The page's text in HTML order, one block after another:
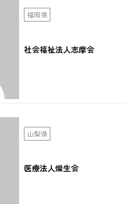
福岡県
社会福祉法人志摩会
山梨県
医療法人燦生会